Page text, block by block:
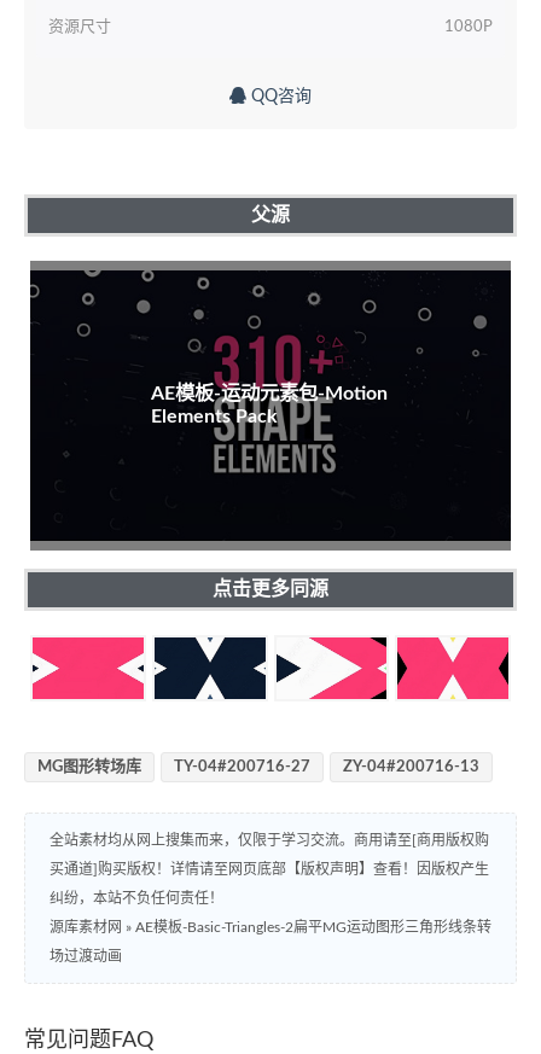
资源尺寸 1080P
QQ咨询
父源
AE模板-运动元素包-Motion
Elements Pack
点击更多同源
MG图形转场库 TY-04#200716-27 ZY-04#200716-13
全站素材均从网上搜集而来，仅限于学习交流。商用请至[商用版权购
买通道]购买版权！详情请至网页底部【版权声明】查看！因版权产生
纠纷，本站不负任何责任！
源库素材网 » AE模板-Basic-Triangles-2扁平MG运动图形三角形线条转
场过渡动画
常见问题FAQ